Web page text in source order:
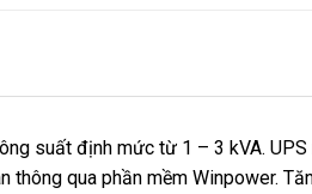
suất định mức từ 1 – 3 kVA.
thông qua phần mềm Winpower.